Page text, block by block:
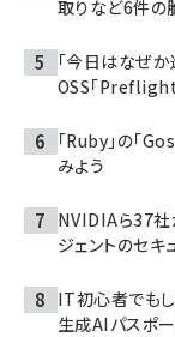
取りなど6件の
「今日はなぜ
OSS「Preflight
「Ruby」の「
みよう
NVIDIAら37社
ジェントのセ
IT初心者でもし
生成AIパスポー